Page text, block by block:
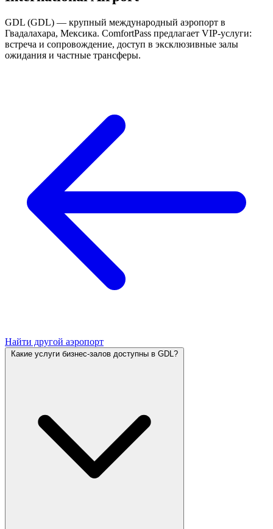
GDL (GDL) — крупный международный аэропорт в
Гвадалахара, Мексика. ComfortPass предлагает VIP-услуги:
встреча и сопровождение, доступ в эксклюзивные залы
ожидания и частные трансферы.
Найти другой аэропорт
Какие услуги бизнес-залов доступны в GDL?